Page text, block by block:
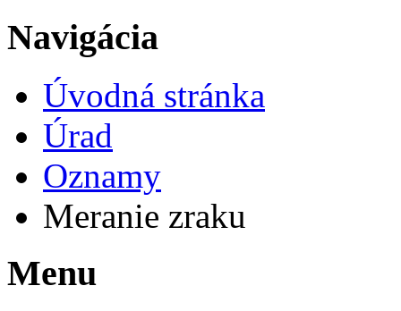
Navigácia
Úvodná stránka
Úrad
Oznamy
Meranie zraku
Menu